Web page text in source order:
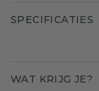
SPECIFICATIES
WAT KRIJG JE?